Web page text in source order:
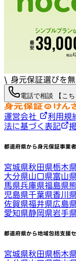
\ 身元保証選びを
電話で相談 【こち
運営会社 利用規
法に基づく表記
都道府県から身元保証事業
宮城県秋田県栃木県
大分県山口県富山県
馬県兵庫県福島県
児島県千葉県香川県
佐賀県福井県広島県
愛知県静岡県岩手県
都道府県から地域包括支援
宮城県秋田県栃木県